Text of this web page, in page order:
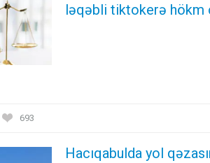
ləqəbli tiktokerə hökm
693
Hacıqabulda yol